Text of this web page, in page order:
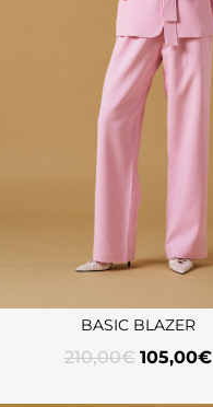
BASIC BLAZER
210,00€ 105,00€